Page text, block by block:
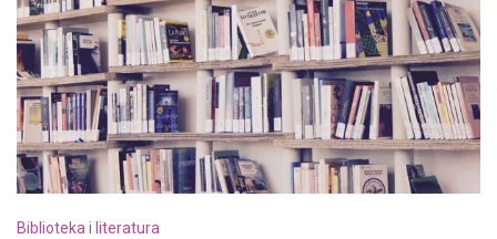
Biblioteka i literatura